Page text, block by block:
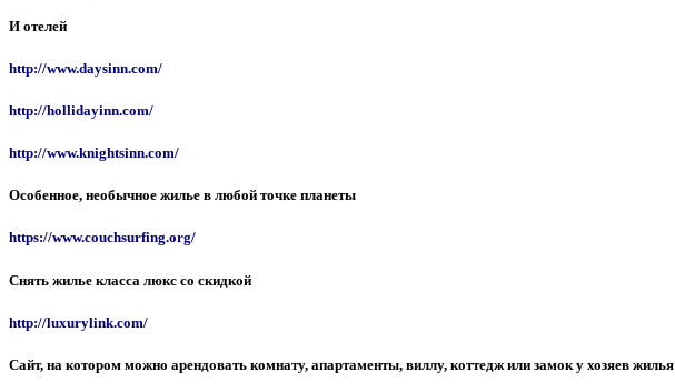
И отелей
http://www.daysinn.com/
http://hollidayinn.com/
http://www.knightsinn.com/
Особенное, необычное жилье в любой точке планеты
https://www.couchsurfing.org/
Снять жилье класса люкс со скидкой
http://luxurylink.com/
Сайт, на котором можно арендовать комнату, апартаменты, виллу, коттедж или замок у хозяев жилья